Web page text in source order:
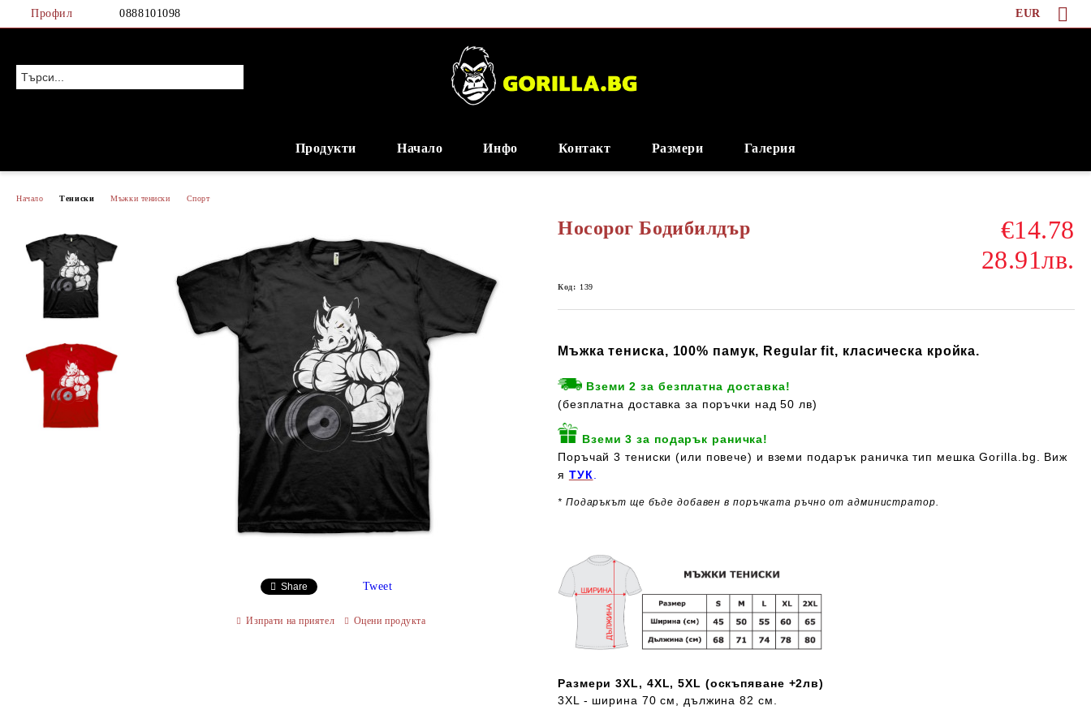
Профил 0888101098 EUR
Продукти Начало Инфо Контакт Размери Галерия
Начало Тениски Мъжки тениски Спорт
Носорог Бодибилдър
€14.78
28.91лв.
Код: 139
Мъжка тениска, 100% памук, Regular fit, класическа кройка.
Вземи 2 за безплатна доставка!
(безплатна доставка за поръчки над 50 лв)
Вземи 3 за подарък раничка!
Поръчай 3 тениски (или повече) и вземи подарък раничка тип мешка Gorilla.bg. Виж
я ТУК
* Подаръкът ще бъде добавен в поръчката ръчно от администратор.
Размери 3XL, 4XL, 5XL (оскъпяване +2лв)
3XL - ширина 70 см, дължина 82 см.
Share Tweet
Изпрати на приятел Оцени продукта